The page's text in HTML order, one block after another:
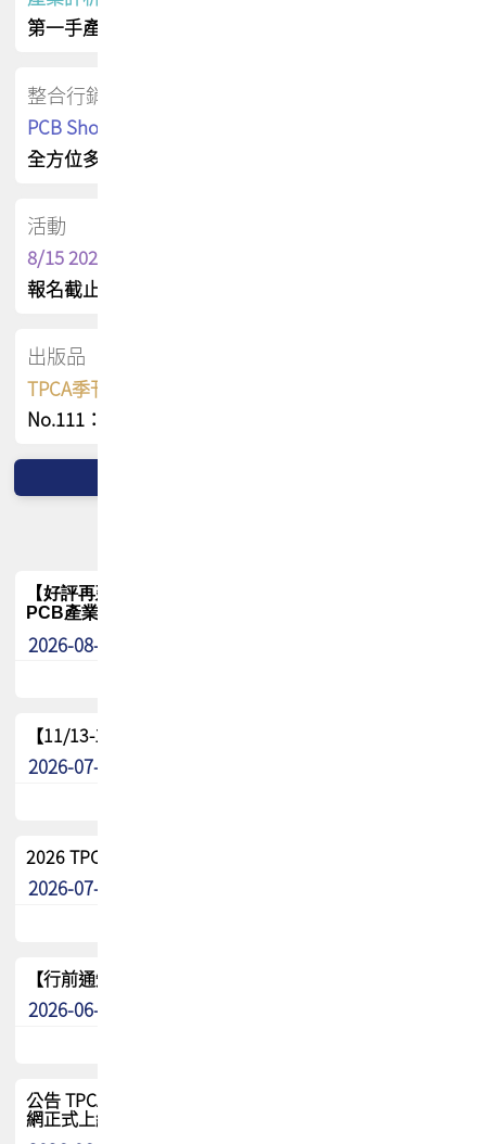
第一手產業資訊
整合行銷
PCB Shop 採購指南
全方位多元曝光方案
活動
8/15 2026 TPCA健康盃保齡球聯誼賽
報名截止日 : 8/3 活動日期 : 8/15
出版品
TPCA季刊 FREE 線上版
No.111：PCB全球風險布局與韌性
【好評再延長】PCB GPT 全面開放體驗延長到8月!!
PCB產業專屬 AI 知識平台
2026-08-04
【11/13-15】2026 TPCA 百岳登頂_南橫三星
2026-07-22
2026 TPCA中南區會員問卷暨7/31交流餐敘報名
2026-07-08
【行前通知】8/15(六) 2026 TPCA健康盃保齡球聯誼賽
2026-06-29
公告 TPCA 台灣電路板協會官網將迎來新面貌，7/1 新官
網正式上線！